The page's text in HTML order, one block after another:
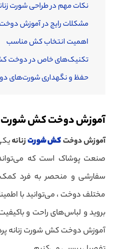
نکات مهم در طراحی شورت
مشکلات رایج در آموزش
اهمیت انتخاب کش مناسب
تکنیک‌های خاص در دوخت
حفظ و نگهداری شورت‌های
آموزش دوخت کش شورت
آموزش دوختکش شورتزنانه
صنعت پوشاک است که
سفارشی و منحصر به فرد کمک
مختلف دوخت ، می‌توانید با
بروید و لباس‌های راحت و
آموزش دوخت کش شورت زنانه